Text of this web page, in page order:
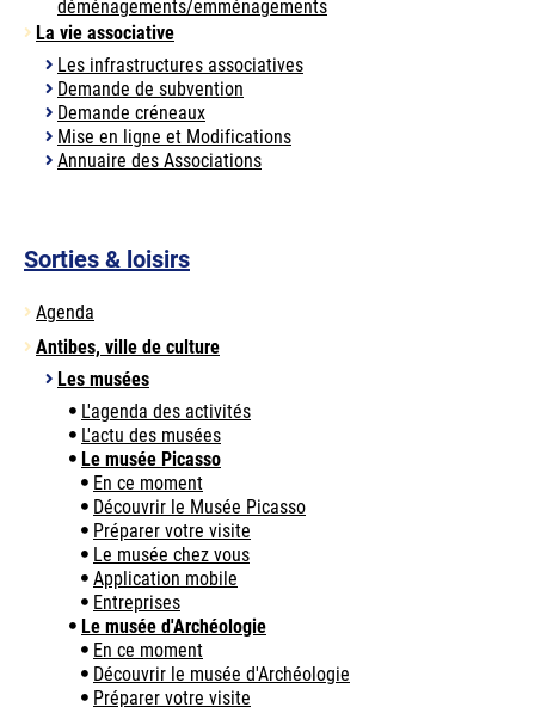
déménagements/emménagements
La vie associative
Les infrastructures associatives
Demande de subvention
Demande créneaux
Mise en ligne et Modifications
Annuaire des Associations
Sorties & loisirs
Agenda
Antibes, ville de culture
Les musées
L'agenda des activités
L'actu des musées
Le musée Picasso
En ce moment
Découvrir le Musée Picasso
Préparer votre visite
Le musée chez vous
Application mobile
Entreprises
Le musée d'Archéologie
En ce moment
Découvrir le musée d'Archéologie
Préparer votre visite